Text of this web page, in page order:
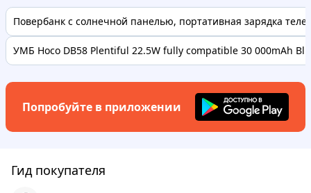
Повербанк с солнечной панелью, портативная зарядка
УМБ Hoco DB58 Plentiful 22.5W fully compatible 30 000mAh
Попробуйте в приложении
Гид покупателя